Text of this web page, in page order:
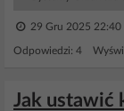
29 Gru 2025 22:40
Odpowiedzi: 4
Jak ustawić